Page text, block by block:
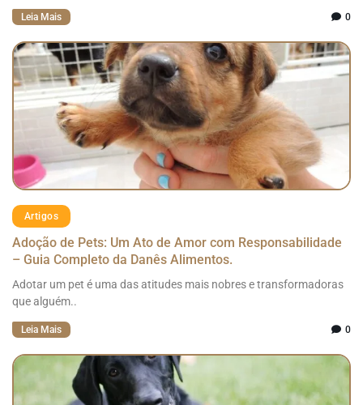
Leia Mais 0
Artigos
Adoção de Pets: Um Ato de Amor com Responsabilidade
– Guia Completo da Danês Alimentos.
Adotar um pet é uma das atitudes mais nobres e transformadoras
que alguém..
Leia Mais 0